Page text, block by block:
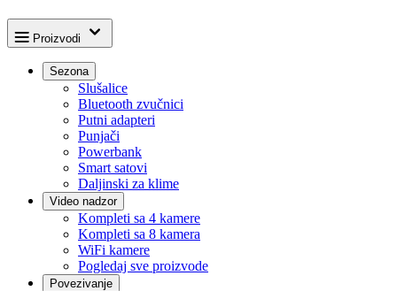
Proizvodi
Sezona
Slušalice
Bluetooth zvučnici
Putni adapteri
Punjači
Powerbank
Smart satovi
Daljinski za klime
Video nadzor
Kompleti sa 4 kamere
Kompleti sa 8 kamera
WiFi kamere
Pogledaj sve proizvode
Povezivanje